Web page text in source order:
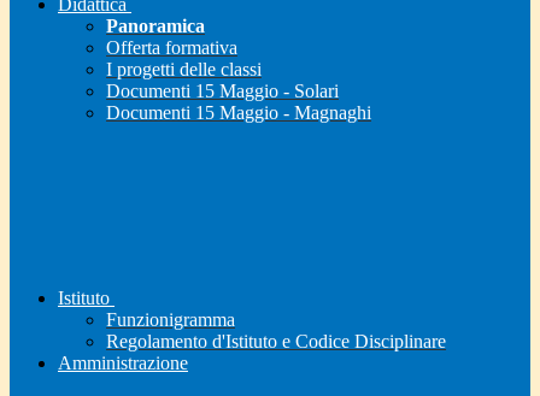
Didattica
Panoramica
Offerta formativa
I progetti delle classi
Documenti 15 Maggio - Solari
Documenti 15 Maggio - Magnaghi
Istituto
Funzionigramma
Regolamento d'Istituto e Codice Disciplinare
Amministrazione